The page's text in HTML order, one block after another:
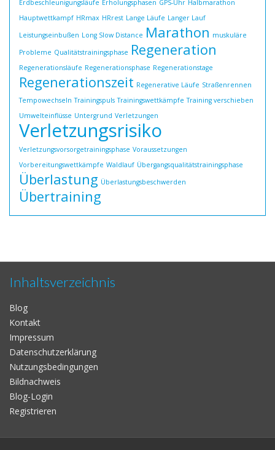
Erdbeschleunigungsläufe Erholungsphasen GPS-Uhr Halbmarathon
Hauptwettkampf HRmax HRrest Lange Läufe Langer Lauf
Leistungseinbußen Long Slow Distance Marathon muskuläre
Probleme Qualitätstrainingsphase Regeneration
Regenerationsläufe Regenerationsphase Regenerationstage
Regenerationszeit Regenerative Läufe Straßenrennen
Tempowechseln Trainingspuls Trainingswettkämpfe Training verschieben
Umwelteinflüsse Untergrund Verletzungen
Verletzungsrisiko
Verletzungsvorsorgetrainingsphase Voraussetzungen
Vorbereitungswettkämpfe Waldlauf Übergangsqualitätstrainingsphase
Überlastung Überlastungsbeschwerden
Übertraining
Inhaltsverzeichnis
Blog
Kontakt
Impressum
Datenschutzerklärung
Nutzungsbedingungen
Bildnachweis
Blog-Login
Registrieren